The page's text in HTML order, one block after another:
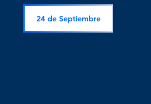
24 de Septiembre